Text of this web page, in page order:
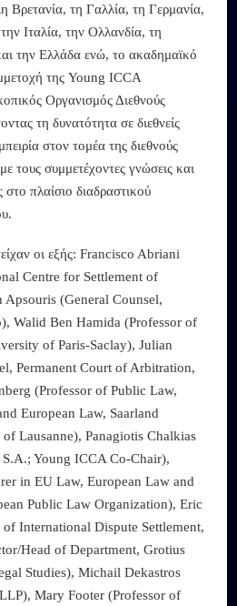
Βρετανία, τη Γαλλία, τη Γερμανία,
Ιταλία, την Ολλανδία, τη
την Ελλάδα ενώ, το ακαδημαϊκό
της Young ICCA
Οργανισμός Διεθνούς
τη δυνατότητα σε διεθνείς
στον τομέα της διεθνούς
τους συμμετέχοντες γνώσεις και
πλαίσιο διαδραστικού
οι εξής: Francisco Abriani
Centre for Settlement of
(General Counsel,
Walid Ben Hamida (Professor of
of Paris-Saclay), Julian
Permanent Court of Arbitration,
(Professor of Public Law,
European Law, Saarland
Lausanne), Panagiotis Chalkias
Young ICCA Co-Chair),
in EU Law, European Law and
Public Law Organization), Eric
International Dispute Settlement,
Head of Department, Grotius
Studies), Michail Dekastros
Mary Footer (Professor of